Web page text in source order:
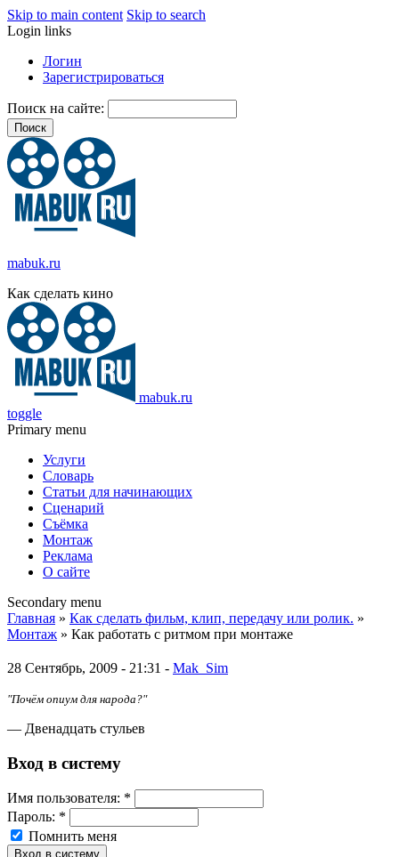
Skip to main content Skip to search
Login links
Логин
Зарегистрироваться
Поиск на сайте:
mabuk.ru
Как сделать кино
mabuk.ru
toggle
Primary menu
Услуги
Словарь
Статьи для начинающих
Сценарий
Съёмка
Монтаж
Реклама
О сайте
Secondary menu
Главная » Как сделать фильм, клип, передачу или ролик. »
Монтаж » Как работать с ритмом при монтаже
28 Сентябрь, 2009 - 21:31 - Mak_Sim
"Почём опиум для народа?"
— Двенадцать стульев
Вход в систему
Имя пoльзовaтeля: *
Пароль: *
Помнить меня